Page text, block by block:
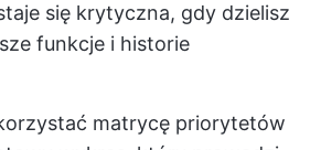
się krytyczna, gdy dzielisz
funkcje i historie
matrycę priorytetów